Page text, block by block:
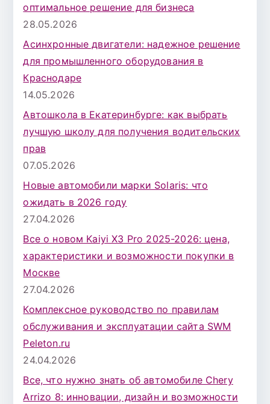
оптимальное решение для бизнеса
28.05.2026
Асинхронные двигатели: надежное решение
для промышленного оборудования в
Краснодаре
14.05.2026
Автошкола в Екатеринбурге: как выбрать
лучшую школу для получения водительских
прав
07.05.2026
Новые автомобили марки Solaris: что
ожидать в 2026 году
27.04.2026
Все о новом Kaiyi X3 Pro 2025-2026: цена,
характеристики и возможности покупки в
Москве
27.04.2026
Комплексное руководство по правилам
обслуживания и эксплуатации сайта SWM
Peleton.ru
24.04.2026
Все, что нужно знать об автомобиле Chery
Arrizo 8: инновации, дизайн и возможности